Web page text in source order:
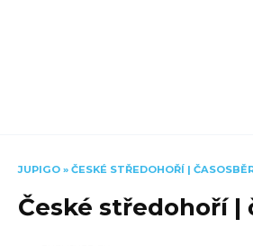
JUPIGO » ČESKÉ STŘEDOHOŘÍ |
České středohoří |